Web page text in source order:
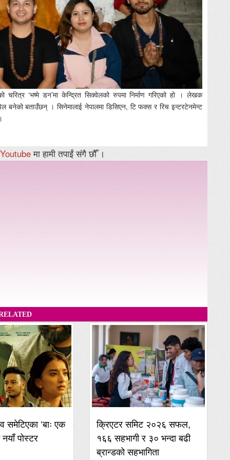
चरित्र ‘भष्मे डन’मा केन्द्रित सिक्वेलको रुपमा निर्माण गरिएको हो । लेखक
बनेको बताउँछन् । सिनेमालाई नेपालमा डिसिएन, टि फक्स र रिच इन्टरटेनमेन्ट
Youtubeमा हामी तपाईं संगै छौँ ।
समेटिएका ‘बाः एक
नयाँ पोस्टर
क्रिएटर समिट २०२६ सफल,
१६६ सहभागी र ३० भन्दा बढी
ब्रान्डको सहभागिता